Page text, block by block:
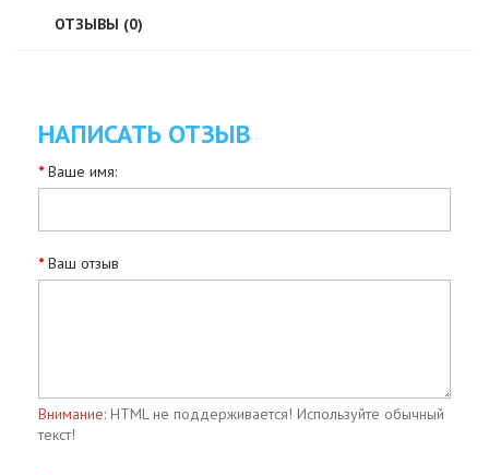
ОТЗЫВЫ (0)
НАПИСАТЬ ОТЗЫВ
Ваше имя:
Ваш отзыв
Внимание: HTML не поддерживается! Используйте обычный
текст!